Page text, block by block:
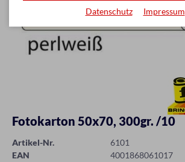
Fotokarton 50x70, 300gr. /10
Artikel-Nr.
6101
EAN
4001868061017
Datenschutz Impressum